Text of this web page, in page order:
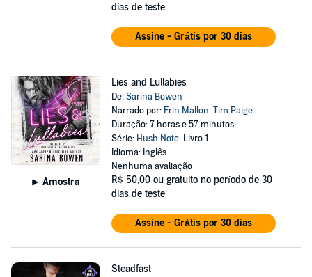
dias de teste
Assine - Grátis por 30 dias
Amostra
Lies and Lullabies
De:Sarina Bowen
Narrado por: Erin Mallon,Tim Paige
Duração: 7 horas e 57 minutos
Série: Hush Note, Livro 1
Idioma: Inglês
Nenhuma avaliação
R$ 50,00 ou gratuito no período de 30
dias de teste
Assine - Grátis por 30 dias
Steadfast